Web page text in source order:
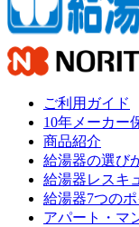
ご利用ガイド
10年メーカー
商品紹介
給湯器の選び
給湯器レスキ
給湯器7つのポ
アパート・マ